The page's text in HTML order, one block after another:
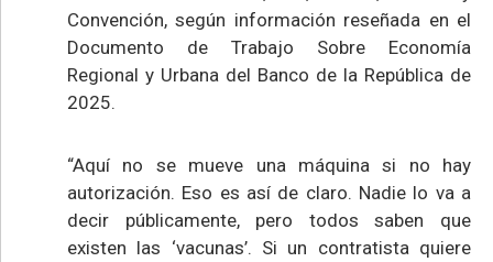
Convención, según información reseñada en el
Documento de Trabajo Sobre Economía
Regional y Urbana del Banco de la República de
2025.
“Aquí no se mueve una máquina si no hay
autorización. Eso es así de claro. Nadie lo va a
decir públicamente, pero todos saben que
existen las ‘vacunas’. Si un contratista quiere